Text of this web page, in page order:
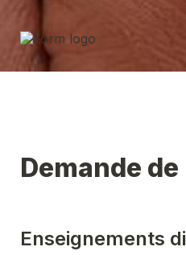
Demande
Enseignements